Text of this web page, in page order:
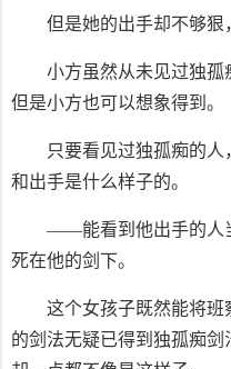
但是她的出手却不够狠
小方虽然从未见过独孤
但是小方也可以想象得到。
只要看见过独孤痴的
和出手是什么样子的。
——能看到他出手的人
死在他的剑下。
这个女孩子既然能将
的剑法无疑已得到独孤痴